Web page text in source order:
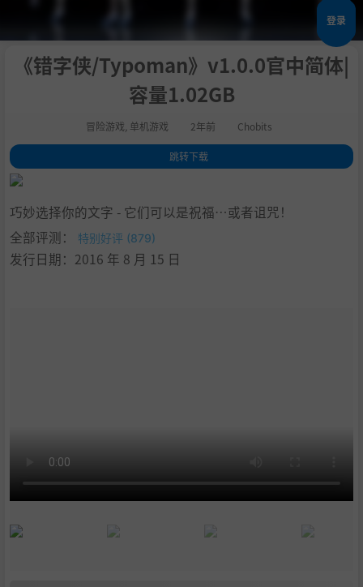
登录
《错字侠/Typoman》v1.0.0官中简体|
容量1.02GB
冒险游戏 单机游戏 2年前 Chobits
跳转下载
1
3.奖项及荣誉
4.系统需求
5.支持作者
巧妙选择你的文字 - 它们可以是祝福…或者诅咒！
全部评测：
特别好评 (879)
发行日期：2016 年 8 月 15 日